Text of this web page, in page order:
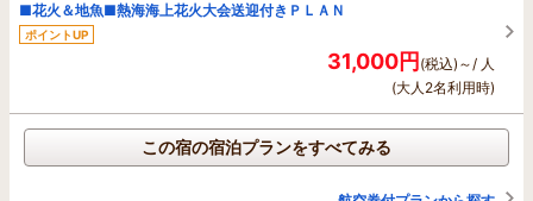
■花火＆地魚■熱海海上花火大会送迎付きＰＬＡＮ
ポイントUP
31,000円(税込)～/ 人
(大人2名利用時)
この宿の宿泊プランをすべてみる